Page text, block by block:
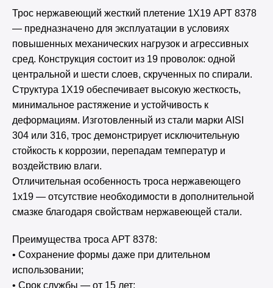
Трос нержавеющий жесткий плетение 1Х19 АРТ 8378
— предназначено для эксплуатации в условиях
повышенных механических нагрузок и агрессивных
сред. Конструкция состоит из 19 проволок: одной
центральной и шести слоев, скрученных по спирали.
Структура 1Х19 обеспечивает высокую жесткость,
минимальное растяжение и устойчивость к
деформациям. Изготовленный из стали марки AISI
304 или 316, трос демонстрирует исключительную
стойкость к коррозии, перепадам температур и
воздействию влаги.
Отличительная особенность троса нержавеющего
1х19 — отсутствие необходимости в дополнительной
смазке благодаря свойствам нержавеющей стали.
Преимущества троса АРТ 8378:
• Сохранение формы даже при длительном
использовании;
• Срок службы — от 15 лет;